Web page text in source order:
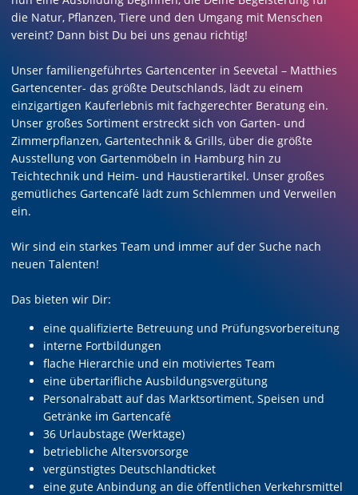
die Natur, Pflanzen, Tiere und den Umgang mit Menschen
vereint? Dann bist Du bei uns genau richtig!
Unser familiengeführtes Gartencenter in Seevetal – Matthies
Gartencenter- das größte Deutschlands, lädt zu einem
einzigartigen Kauferlebnis mit fachgerechter Beratung ein.
Unser großes Sortiment erstreckt sich von Garten- und
Zimmerpflanzen, Gartentechnik & Grills, über die größte
Ausstellung von Gartenmöbeln in Hamburg hin zu
Teichtechnik und Heim- und Haustierartikel. Unser großes
gemütliches Gartencafé lädt zum Schlemmen und Verweilen
ein.
Wir sind ein starkes Team und immer auf der Suche nach
neuen Talenten!
Das bieten wir Dir:
eine qualifizierte Betreuung und Prüfungsvorbereitung
interne Fortbildungen
flache Hierarchie und ein motiviertes Team
eine übertarifliche Ausbildungsvergütung
Personalrabatt auf das Marktsortiment, Speisen und
Getränke im Gartencafé
36 Urlaubstage (Werktage)
betriebliche Altersvorsorge
vergünstigtes Deutschlandticket
eine gute Anbindung an die öffentlichen Verkehrsmittel